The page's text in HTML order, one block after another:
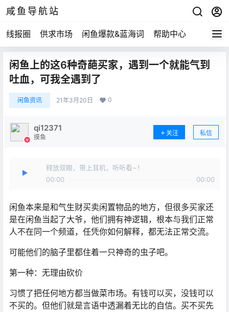
咸鱼导航站
线报圈 供求市场 闲鱼爆款&蓝海词 帮助中心
闲鱼上的这6种奇葩买家，遇到一个就能气到
吐血，可我全遇到了
闲鱼资讯 21年3月20日 0
qi12371
摸鱼
关注 私信
释放双眼，带上耳机，听听看~！
00:00
00:00
闲鱼本来是和气生财买卖闲置物品的地方，但很多买家还
是在闲鱼当起了大爷，他们拥有神逻辑，根本与我们正常
人不在同一个频道，任凭你如何解释，都无法正常交流。
可能他们的脑子里都住着一只神奇的虫子吧。
第一种：无理由砍价
习惯了把任何地方都当做菜市场。有钱可以买，没钱可以
不买的。但他们就是言语中透漏着无比的自信。买不买先